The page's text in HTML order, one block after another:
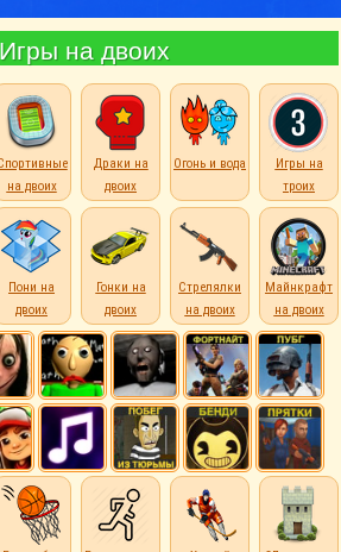
Игры на двоих
на двоих
Драки на
двоих
Огонь и вода
Игры на
троих
Пони на
двоих
Гонки на
двоих
Стрелялки
на двоих
Майнкрафт
на двоих